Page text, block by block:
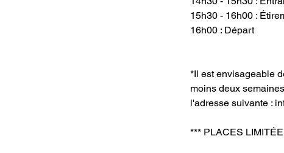
15h30 - 16h00 :
16h00 : Départ
*Il est envisageable
moins deux
l'adresse suivante :
*** PLACES